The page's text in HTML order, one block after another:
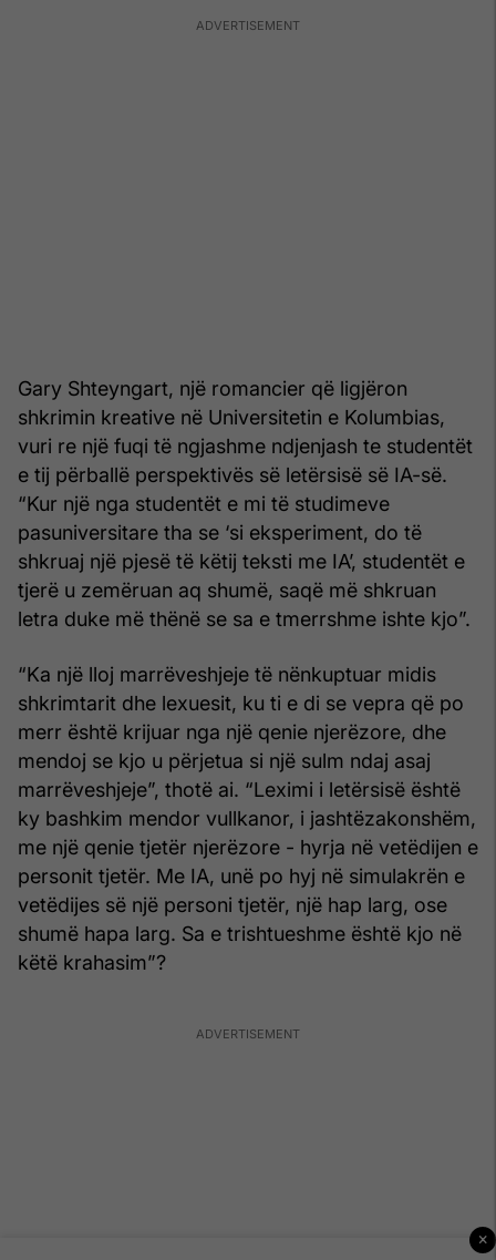
Gary Shteyngart, një romancier që ligjëron
shkrimin kreative në Universitetin e Kolumbias,
vuri re një fuqi të ngjashme ndjenjash te studentët
e tij përballë perspektivës së letërsisë së IA-së.
“Kur një nga studentët e mi të studimeve
pasuniversitare tha se ‘si eksperiment, do të
shkruaj një pjesë të këtij teksti me IA’, studentët e
tjerë u zemëruan aq shumë, saqë më shkruan
letra duke më thënë se sa e tmerrshme ishte kjo”.
“Ka një lloj marrëveshjeje të nënkuptuar midis
shkrimtarit dhe lexuesit, ku ti e di se vepra që po
merr është krijuar nga një qenie njerëzore, dhe
mendoj se kjo u përjetua si një sulm ndaj asaj
marrëveshjeje”, thotë ai. “Leximi i letërsisë është
ky bashkim mendor vullkanor, i jashtëzakonshëm,
me një qenie tjetër njerëzore - hyrja në vetëdijen e
personit tjetër. Me IA, unë po hyj në simulakrën e
vetëdijes së një personi tjetër, një hap larg, ose
shumë hapa larg. Sa e trishtueshme është kjo në
këtë krahasim”?
×